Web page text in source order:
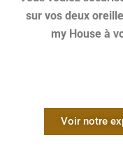
sur vos deux
my House à
Voir notre